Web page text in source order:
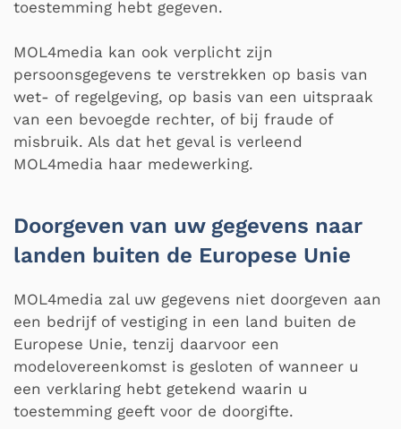
toestemming hebt gegeven.
MOL4media kan ook verplicht zijn
persoonsgegevens te verstrekken op basis van
wet- of regelgeving, op basis van een uitspraak
van een bevoegde rechter, of bij fraude of
misbruik. Als dat het geval is verleend
MOL4media haar medewerking.
Doorgeven van uw gegevens naar
landen buiten de Europese Unie
MOL4media zal uw gegevens niet doorgeven aan
een bedrijf of vestiging in een land buiten de
Europese Unie, tenzij daarvoor een
modelovereenkomst is gesloten of wanneer u
een verklaring hebt getekend waarin u
toestemming geeft voor de doorgifte.